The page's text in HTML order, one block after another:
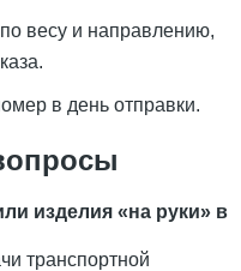
весу и направлению,
в день отправки.
изделия «на руки» в
транспортной